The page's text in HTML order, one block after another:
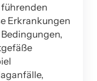
Erkrankungen